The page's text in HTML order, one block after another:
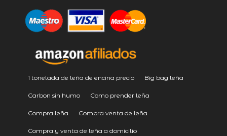
1 tonelada de leña de encina precio Big bag leña
Carbon sin humo Como prender leña
Compra leña Compra venta de leña
Compra y venta de leña a domicilio